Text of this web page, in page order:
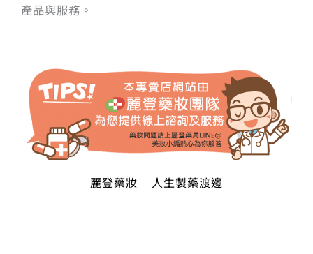
產品與服務。
麗登藥妝 – 人生製藥渡邊